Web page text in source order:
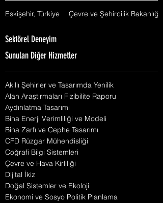
Eskişehir, Türkiye Çevre ve Şehircilik Bakanlığı
Sektörel Deneyim
Sunulan Diğer Hizmetler
Akıllı Şehirler ve Tasarımda Yenilik
Alan Araştırmaları Fizibilite Raporu
Aydınlatma Tasarımı
Bina Enerji Verimliliği ve Modeli
Bina Zarfı ve Cephe Tasarımı
CFD Rüzgar Mühendisliği
Coğrafi Bilgi Sistemleri
Çevre ve Hava Kirliliği
Dijital İkiz
Doğal Sistemler ve Ekoloji
Ekonomi ve Sosyo Politik Planlama